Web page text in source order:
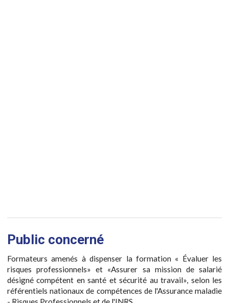
Public concerné
Formateurs amenés à dispenser la formation « Évaluer les
risques professionnels» et «Assurer sa mission de salarié
désigné compétent en santé et sécurité au travail», selon les
référentiels nationaux de compétences de l'Assurance maladie